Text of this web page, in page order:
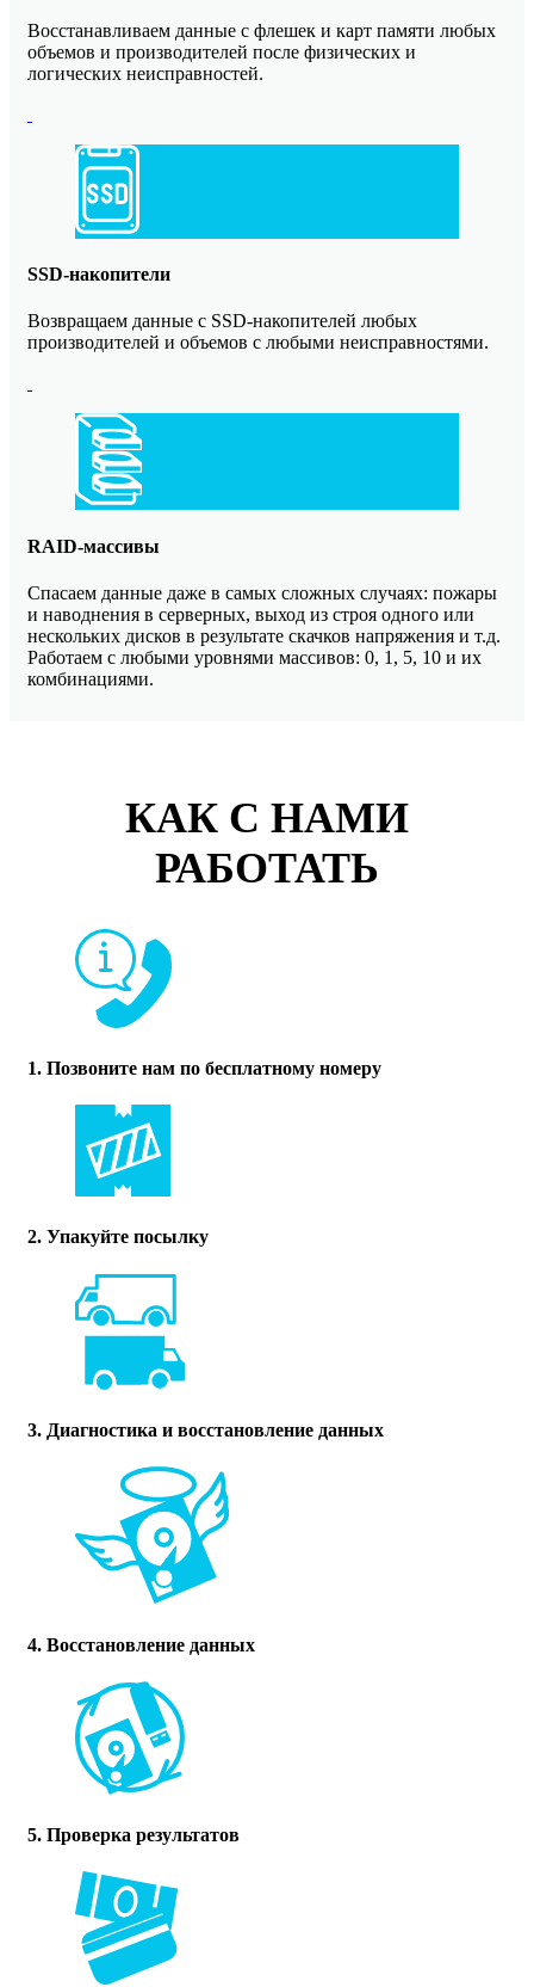
Восстанавливаем данные с флешек и карт памяти любых
объемов и производителей после физических и
логических неисправностей.
SSD-накопители
Возвращаем данные с SSD-накопителей любых
производителей и объемов с любыми неисправностями.
RAID-массивы
Спасаем данные даже в самых сложных случаях: пожары
и наводнения в серверных, выход из строя одного или
нескольких дисков в результате скачков напряжения и т.д.
Работаем с любыми уровнями массивов: 0, 1, 5, 10 и их
комбинациями.
КАК С НАМИ
РАБОТАТЬ
1. Позвоните нам по бесплатному номеру
2. Упакуйте посылку
3. Диагностика и восстановление данных
4. Восстановление данных
5. Проверка результатов